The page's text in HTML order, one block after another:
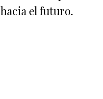
hacia el futuro.